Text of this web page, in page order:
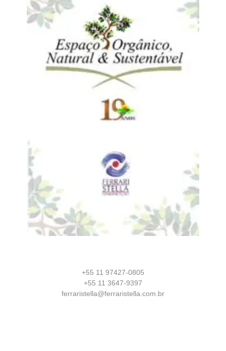
+55 11 97427-0805
+55 11 3647-9397
ferraristella@ferraristella.com.br